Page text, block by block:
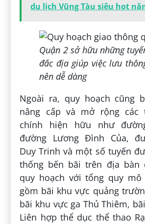
du lịch Vũng Tàu siêu hot
Quận 2 sở hữu những
đắc địa giúp việc lưu
nên dễ dàng
Ngoài ra, quy hoạch cũng
nâng cấp và mở rộng các
chính hiện hữu như
đường Lương Đình Của,
Duy Trinh và một số tuyến
thống bến bãi trên địa bàn
quy hoạch với tổng quy mô
gồm bãi khu vực quảng
bãi khu vực ga Thủ Thiêm,
Liên hợp thể dục thể thao